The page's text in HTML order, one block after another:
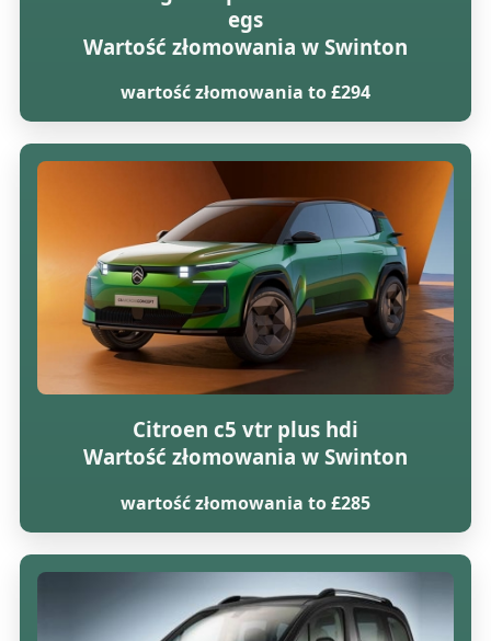
egs
Wartość złomowania w Swinton
wartość złomowania to £294
Citroen c5 vtr plus hdi
Wartość złomowania w Swinton
wartość złomowania to £285